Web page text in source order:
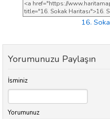
16.
Yorumunuzu Paylaşın
İsminiz
Yorumunuz